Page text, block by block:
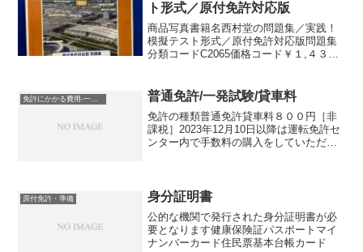
ト形式／原付免許対応版
商品写真書籍名西村堂の問題集／実践！
模擬テスト形式／原付免許対応版問題集
分類コードC2065価格コード￥１,４３
0755...
普通免許/一発試験/貸車料
免許の種類普通免許貸車料８００円［非
課税］2023年12月10日以降は運転免許セ
ンター内で手数料の購入をしていただき
原付免許・準備 身分証明書
公的な機関で発行された身分証明書が必
要となります健康保険証パスポートマイ
ナンバーカード住民票基本台帳カード